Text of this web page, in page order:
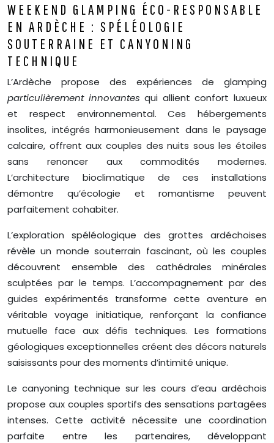
WEEKEND GLAMPING ÉCO-RESPONSABLE
EN ARDÈCHE : SPÉLÉOLOGIE
SOUTERRAINE ET CANYONING
TECHNIQUE
L’Ardèche propose des expériences de glamping
particulièrement innovantesqui allient confort luxueux
et respect environnemental. Ces hébergements
insolites, intégrés harmonieusement dans le paysage
calcaire, offrent aux couples des nuits sous les étoiles
sans renoncer aux commodités modernes.
L’architecture bioclimatique de ces installations
démontre qu’écologie et romantisme peuvent
parfaitement cohabiter.
L’exploration spéléologique des grottes ardéchoises
révèle un monde souterrain fascinant, où les couples
découvrent ensemble des cathédrales minérales
sculptées par le temps. L’accompagnement par des
guides expérimentés transforme cette aventure en
véritable voyage initiatique, renforçant la confiance
mutuelle face aux défis techniques. Les formations
géologiques exceptionnelles créent des décors naturels
saisissants pour des moments d’intimité unique.
Le canyoning technique sur les cours d’eau ardéchois
propose aux couples sportifs des sensations partagées
intenses. Cette activité nécessite une coordination
parfaite entre les partenaires, développant